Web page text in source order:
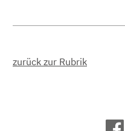
zurück zur Rubrik